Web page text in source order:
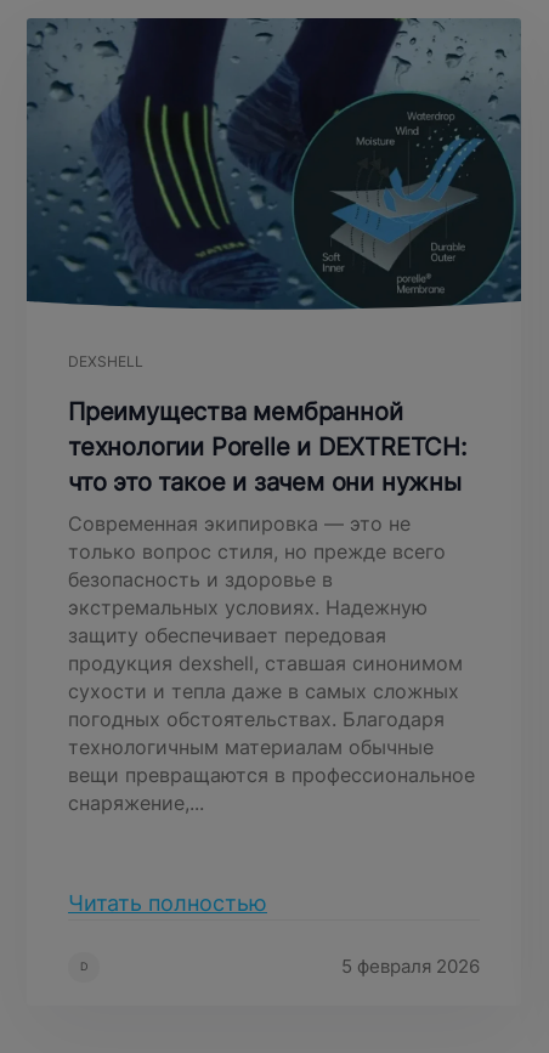
DEXSHELL
Преимущества мембранной
технологии Porelle и DEXTRETCH:
что это такое и зачем они нужны
Современная экипировка — это не
только вопрос стиля, но прежде всего
безопасность и здоровье в
экстремальных условиях. Надежную
защиту обеспечивает передовая
продукция dexshell, ставшая синонимом
сухости и тепла даже в самых сложных
погодных обстоятельствах. Благодаря
технологичным материалам обычные
вещи превращаются в профессиональное
снаряжение,...
Читать полностью
D 5 февраля 2026